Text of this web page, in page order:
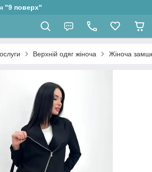
"9 поверх"
Верхній одяг жіноча Жіноча